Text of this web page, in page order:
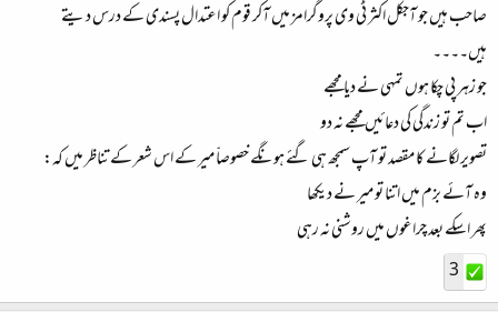
صاحب ہیں جو آجکل اکثر ٹی وی پروگرامز میں آکر قوم کو اعتدال پسندی کے درس دیتے
ہیں۔۔۔۔
جو زہر پی چکا ہوں تمہی نے دیا مجھے
اب تم تو زندگی کی دعائیں مجھے نہ دو
تصویر لگانے کا مقصد تو آپ سمجھ ہی گئے ہونگے خصوصاّ میر کے اس شعر کے تناظر میں کہ:
وہ آئے بزم میں اتنا تو میر نے دیکھا
پھر اسکے بعد چراغوں میں روشنی نہ رہی
3